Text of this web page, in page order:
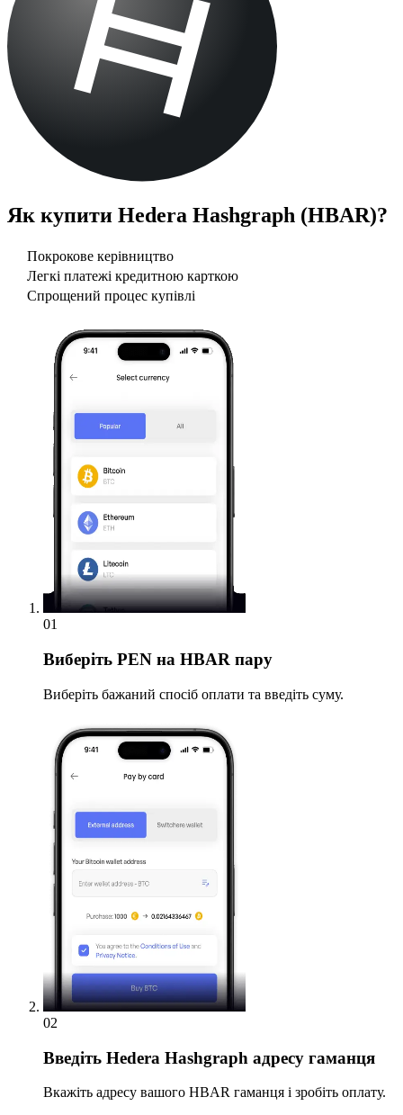
Як купити Hedera Hashgraph (HBAR)?
Покрокове керівництво
Легкі платежі кредитною карткою
Спрощений процес купівлі
01
Виберіть PEN на HBAR пару
Виберіть бажаний спосіб оплати та введіть суму.
02
Введіть Hedera Hashgraph адресу гаманця
Вкажіть адресу вашого HBAR гаманця і зробіть оплату.